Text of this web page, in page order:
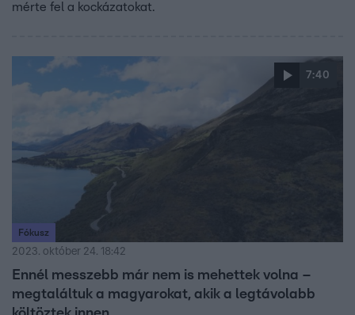
mérte fel a kockázatokat.
7:40
Fókusz
2023. október 24. 18:42
Ennél messzebb már nem is mehettek volna –
megtaláltuk a magyarokat, akik a legtávolabb